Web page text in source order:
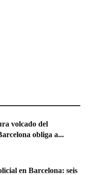
volcado del
obliga a...
en Barcelona: seis